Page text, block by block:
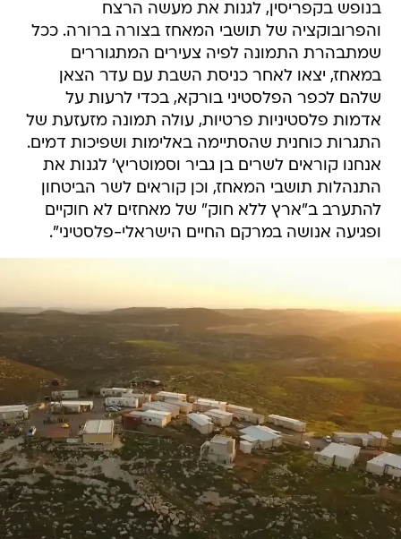
בנופש בקפריסין, לגנות את מעשה הרצח
והפרובוקציה של תושבי המאחז בצורה ברורה. ככל
שמתבהרת התמונה לפיה צעירים המתגוררים
במאחז, יצאו לאחר כניסת השבת עם עדר הצאן
שלהם לכפר הפלסטיני בורקא, בכדי לרעות על
אדמות פלסטיניות פרטיות, עולה תמונה מזעזעת של
התגרות כוחנית שהסתיימה באלימות ושפיכות דמים.
אנחנו קוראים לשרים בן גביר וסמוטריץ' לגנות את
התנהלות תושבי המאחז, וכן קוראים לשר הביטחון
להתערב ב"ארץ ללא חוק" של מאחזים לא חוקיים
ופגיעה אנושה במרקם החיים הישראלי-פלסטיני".